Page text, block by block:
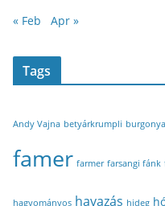
« Feb Apr »
Tags
Andy Vajna betyárkrumpli burgonya
famer farmer farsangi fánk
hagyományos havazás hideg